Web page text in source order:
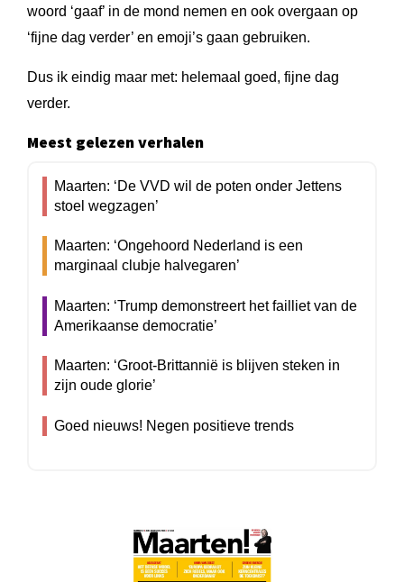
woord ‘gaaf’ in de mond nemen en ook overgaan op
‘fijne dag verder’ en emoji’s gaan gebruiken.
Dus ik eindig maar met: helemaal goed, fijne dag
verder.
Meest gelezen verhalen
Maarten: ‘De VVD wil de poten onder Jettens
stoel wegzagen’
Maarten: ‘Ongehoord Nederland is een
marginaal clubje halvegaren’
Maarten: ‘Trump demonstreert het failliet van de
Amerikaanse democratie’
Maarten: ‘Groot-Brittannië is blijven steken in
zijn oude glorie’
Goed nieuws! Negen positieve trends